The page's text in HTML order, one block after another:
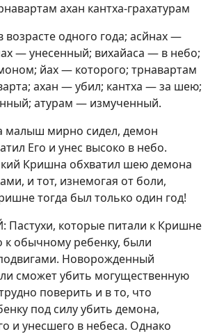
ахан кантха-грахатурам
возрасте одного года; асйнах —
— унесенный; вихайаса — в небо;
йах — которого; трнавартам
ахан — убил; кантха — за шею;
атурам — измученный.
малыш мирно сидел, демон
Его и унес высоко в небо.
Кришна обхватил шею демона
и тот, изнемогая от боли,
тогда был только один год!
которые питали к Кришне
к обычному ребенку, были
Новорожденный
сможет убить могущественную
поверить и в то, что
под силу убить демона,
и унесшего в небеса. Однако